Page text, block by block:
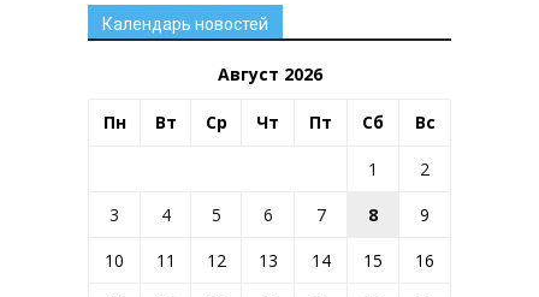
Календарь новостей
Август 2026
Пн Вт Ср Чт Пт Сб Вс
1
2
3
4 5 6 7 8
9
10
11 12 13 14 15
16